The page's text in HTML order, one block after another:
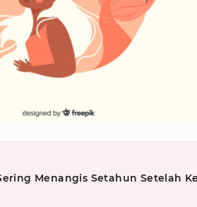
Menangis Setahun Setelah